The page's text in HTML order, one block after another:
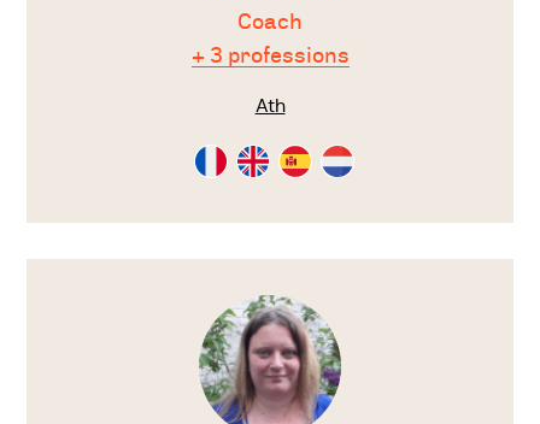
Coach
+ 3 professions
Ath
Consultation
en
Consultation
en
Consultation
en
Consultation
en
Voir